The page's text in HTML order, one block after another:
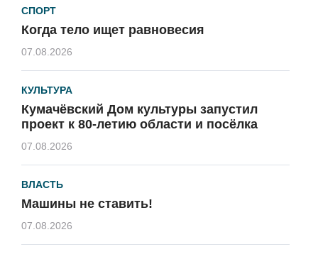
СПОРТ
Когда тело ищет равновесия
07.08.2026
КУЛЬТУРА
Кумачёвский Дом культуры запустил
проект к 80-летию области и посёлка
07.08.2026
ВЛАСТЬ
Машины не ставить!
07.08.2026